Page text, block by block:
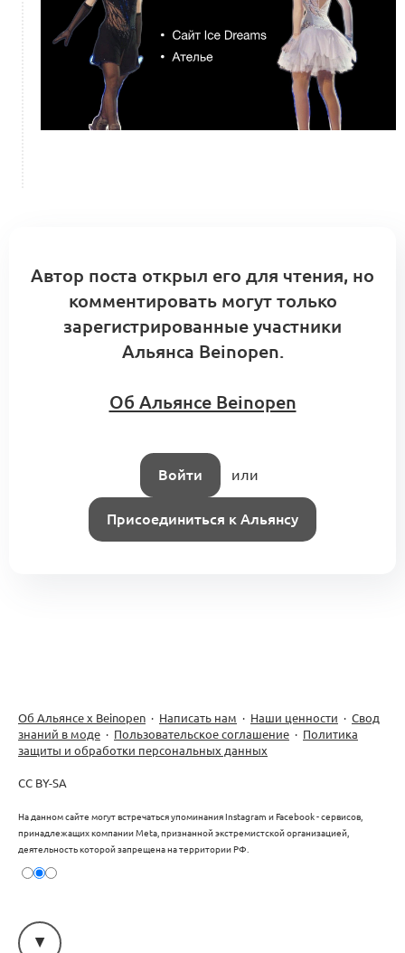
Автор поста открыл его для чтения, но
комментировать могут только
зарегистрированные участники
Альянса Beinopen.
Об Альянсе Beinopen
Войти или
Присоединиться к Альянсу
Об Альянсе х Beinopen · Написать нам · Наши ценности · Свод
знаний в моде · Пользовательское соглашение · Политика
защиты и обработки персональных данных
CC BY-SA
На данном сайте могут встречаться упоминания Instagram и Facebook - сервисов,
принадлежащих компании Meta, признанной экстремистской организацией,
деятельность которой запрещена на территории РФ.